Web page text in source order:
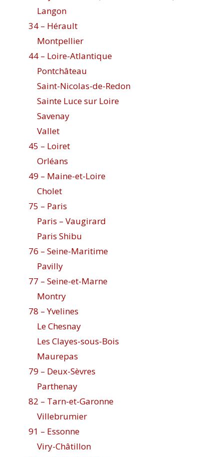
Langon
34 – Hérault
Montpellier
44 – Loire-Atlantique
Pontchâteau
Saint-Nicolas-de-Redon
Sainte Luce sur Loire
Savenay
Vallet
45 – Loiret
Orléans
49 – Maine-et-Loire
Cholet
75 – Paris
Paris – Vaugirard
Paris Shibu
76 – Seine-Maritime
Pavilly
77 – Seine-et-Marne
Montry
78 – Yvelines
Le Chesnay
Les Clayes-sous-Bois
Maurepas
79 – Deux-Sèvres
Parthenay
82 – Tarn-et-Garonne
Villebrumier
91 – Essonne
Viry-Châtillon